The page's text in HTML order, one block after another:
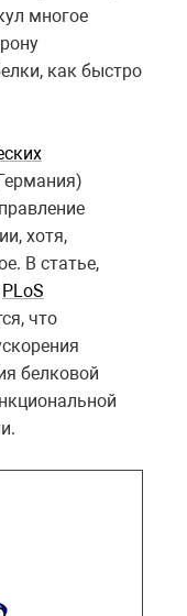
многое
как быстро
хотя,
В статье,
PLoS
что
белковой